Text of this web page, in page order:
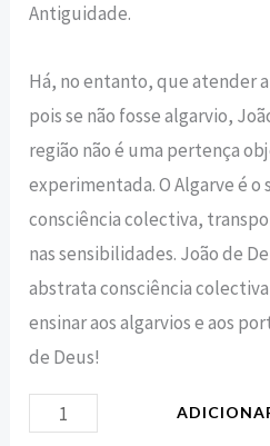
Antiguidade.
Há, no entanto, que atender
pois se não fosse algarvio,
região não é uma pertença
experimentada. O Algarve é
consciência colectiva,
nas sensibilidades. João de
abstrata consciência
ensinar aos algarvios e aos
de Deus!